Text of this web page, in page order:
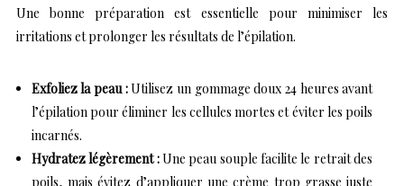
Une bonne préparation est essentielle pour minimiser les
irritations et prolonger les résultats de l’épilation.
Exfoliez la peau :Utilisez un gommage doux 24 heures avant
l’épilation pour éliminer les cellules mortes et éviter les poils
incarnés.
Hydratez légèrement :Une peau souple facilite le retrait des
poils, mais évitez d’appliquer une crème trop grasse juste